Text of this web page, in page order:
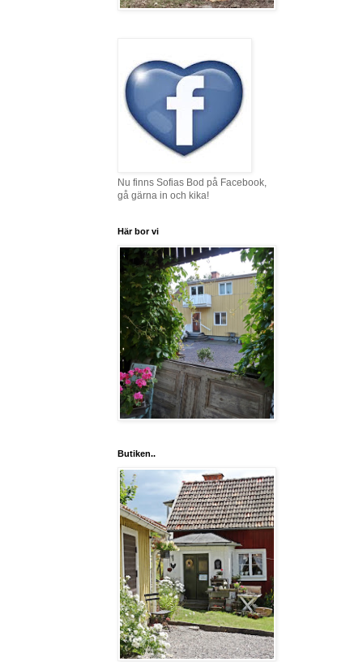
Nu finns Sofias Bod på Facebook,
gå gärna in och kika!
Här bor vi
Butiken..